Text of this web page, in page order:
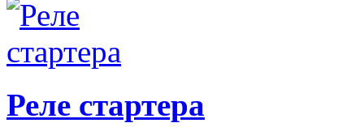
Реле стартера